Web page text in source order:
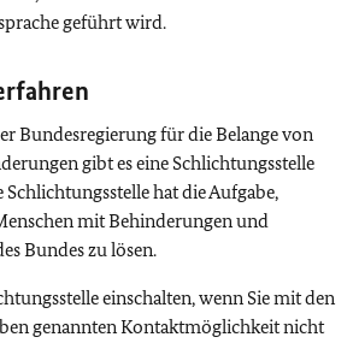
geführt wird.
Bundesregierung für die Belange von
gibt es eine Schlichtungsstelle
Schlichtungsstelle hat die Aufgabe,
mit Behinderungen und
Bundes zu lösen.
einschalten, wenn Sie mit den
genannten Kontaktmöglichkeit nicht